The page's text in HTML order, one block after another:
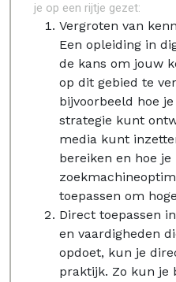
je op een rijtje gezet:
Vergroten van
Een opleiding in
de kans om jouw
op dit gebied te
bijvoorbeeld hoe
strategie kunt
media kunt
bereiken en hoe je
toepassen om
Direct toepassen
en vaardigheden
opdoet, kun je
praktijk. Zo kun je